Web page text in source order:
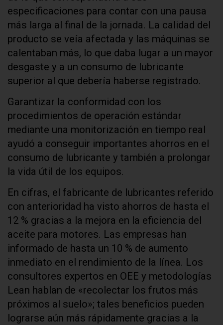
especificaciones para contar con una pausa
más larga al final de la jornada. La calidad del
producto se veía afectada y las máquinas se
calentaban más, lo que daba lugar a un mayor
desgaste y a un consumo de lubricante
superior al que debería haberse registrado.
Garantizar la conformidad con los
procedimientos de operación estándar
mediante una monitorización en tiempo real
ayudó a conseguir importantes ahorros en el
consumo de lubricante y también a prolongar
la vida útil de los equipos.
En cifras, el fabricante de lubricantes referido
con anterioridad ha visto ahorros de hasta el
12 % gracias a la mejora en la eficiencia del
aceite para motores. Las empresas han
informado de hasta un 10 % de aumento
inmediato en el rendimiento de la línea. Los
consultores expertos en OEE y metodologías
Lean hablan de «recolectar los frutos más
próximos al suelo»; tales beneficios pueden
lograrse aún más rápidamente gracias a la